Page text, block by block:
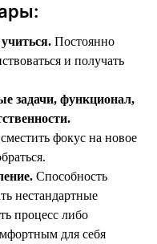
Постоянно
и получать
задачи, функционал,
фокус на новое
Способность
нестандартные
процесс либо
для себя